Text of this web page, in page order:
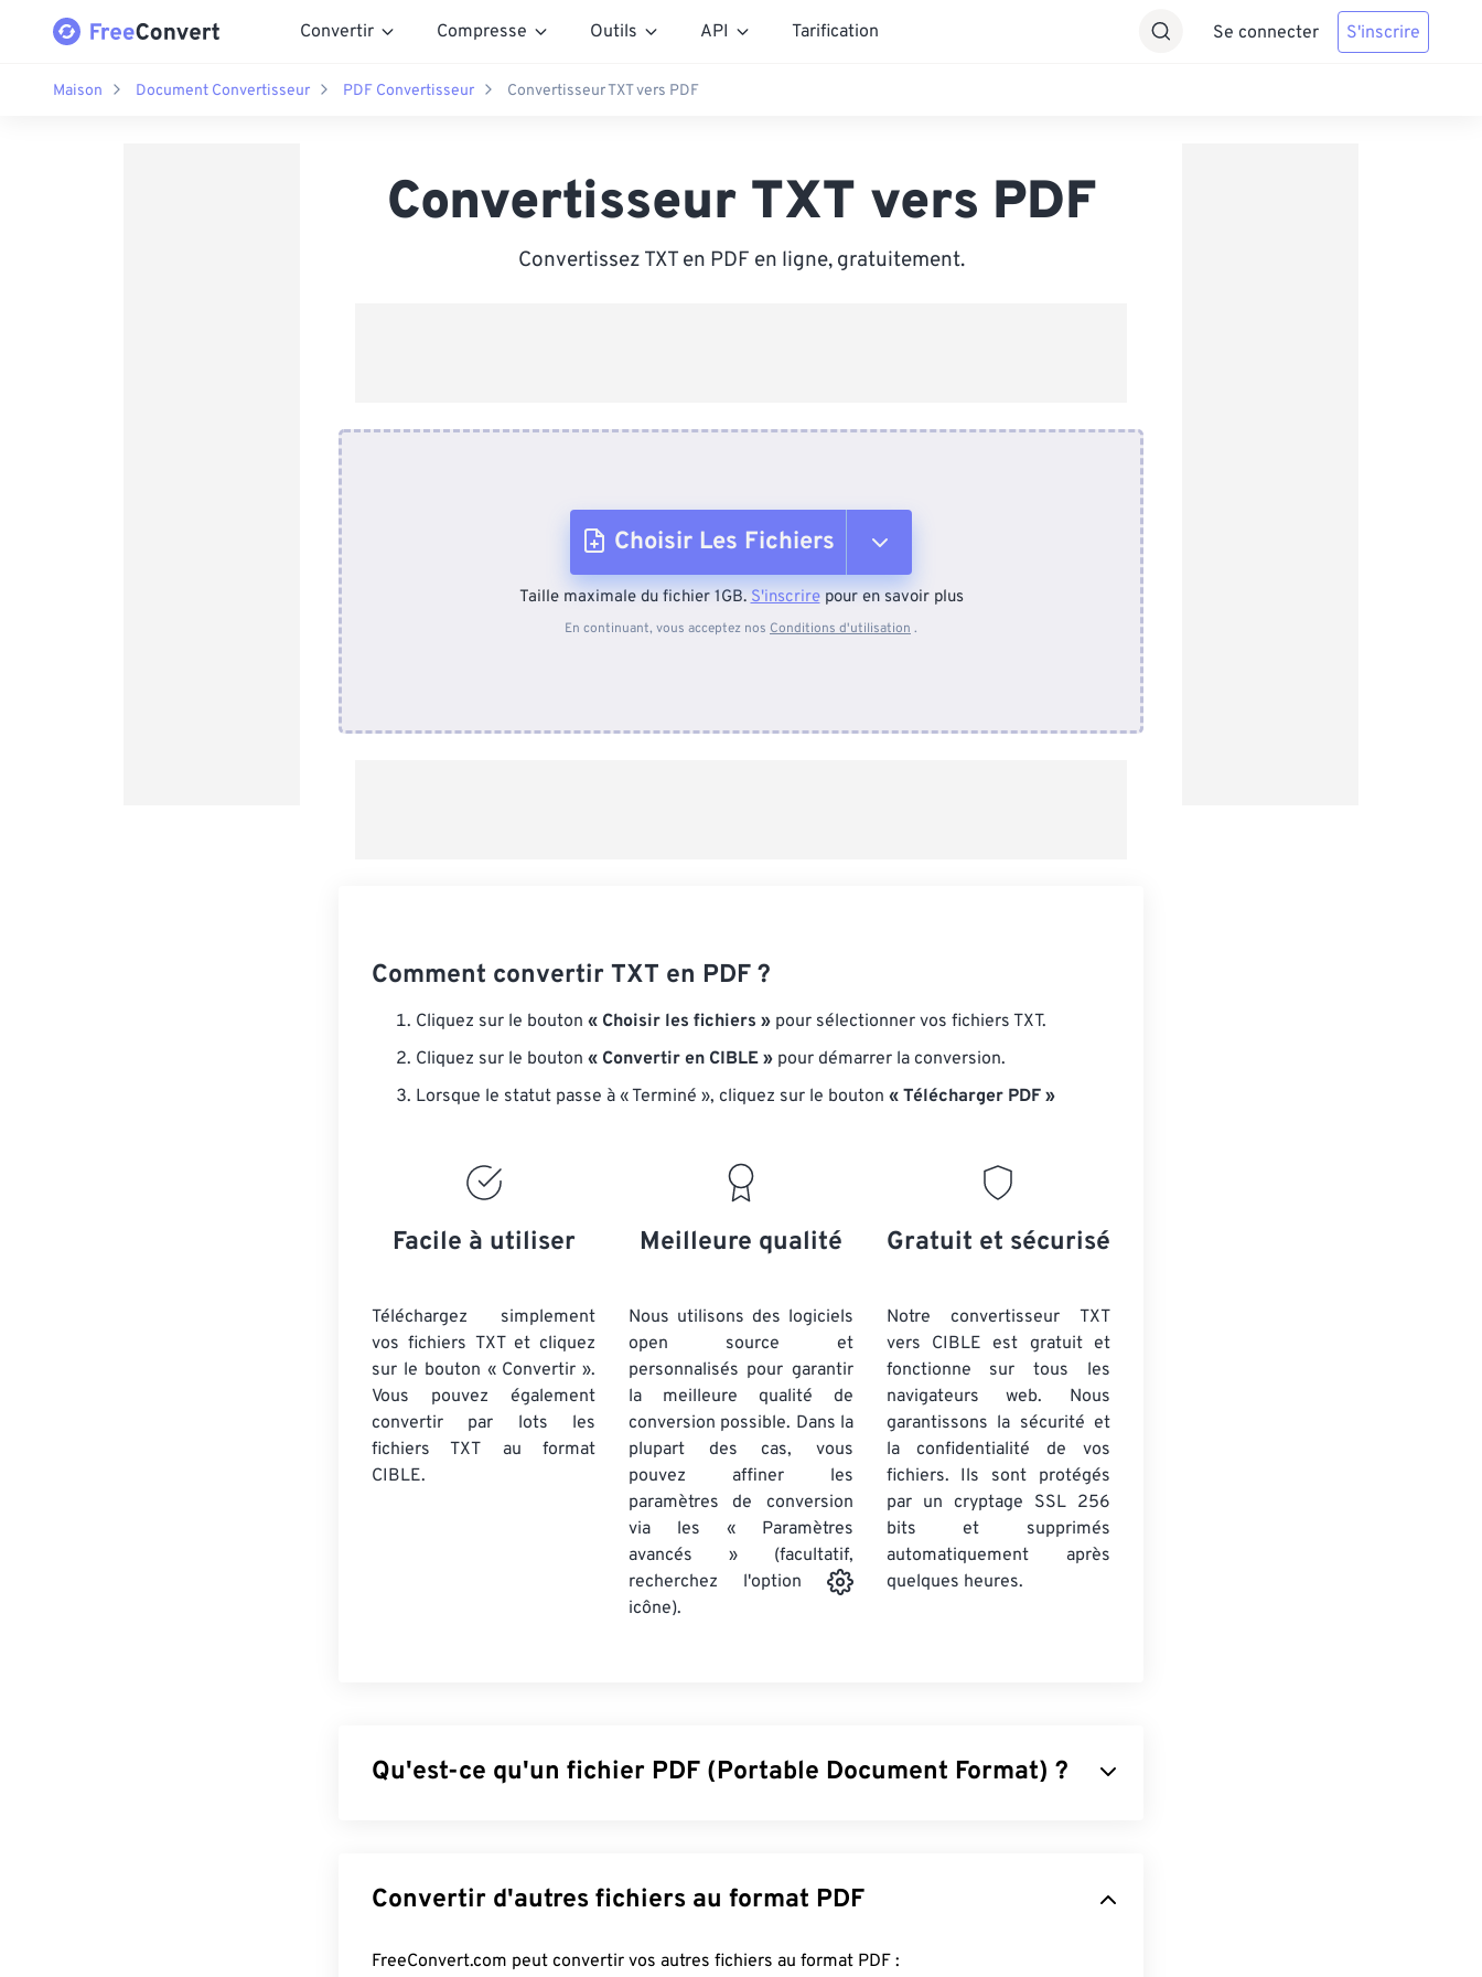
Convertir Compresse Outils API Tarification Se connecter S'inscrire
Maison Document Convertisseur PDF Convertisseur Convertisseur TXT vers PDF
Convertisseur TXT vers PDF
Convertissez TXT en PDF en ligne, gratuitement.
Choisir Les Fichiers
Depuis l'appareil
Taille maximale du fichier 1GB.S'inscrirepour en savoir plus
En continuant, vous acceptez nos Conditions d'utilisation .
Comment convertir TXT en PDF ?
Cliquez sur le bouton « Choisir les fichiers » pour sélectionner vos fichiers TXT.
Cliquez sur le bouton « Convertir en CIBLE » pour démarrer la conversion.
Lorsque le statut passe à « Terminé », cliquez sur le bouton « Télécharger PDF »
Facile à utiliser
Téléchargez simplement
vos fichiers TXT et cliquez
sur le bouton « Convertir ».
Vous pouvez également
convertir par lots les
fichiers TXT au format
CIBLE.
Meilleure qualité
Nous utilisons des logiciels
open source et
personnalisés pour garantir
la meilleure qualité de
conversion possible. Dans la
plupart des cas, vous
pouvez affiner les
paramètres de conversion
via les « Paramètres
avancés » (facultatif,
recherchez l'option
icône).
Gratuit et sécurisé
Notre convertisseur TXT
vers CIBLE est gratuit et
fonctionne sur tous les
navigateurs web. Nous
garantissons la sécurité et
la confidentialité de vos
fichiers. Ils sont protégés
par un cryptage SSL 256
bits et supprimés
automatiquement après
quelques heures.
Qu'est-ce qu'un fichier PDF (Portable Document Format) ?
formats de fichiers les plus utilisés aujourd'hui. Son succès réside dans sa capacité à
préserver la mise en forme originale des documents. Les fichiers PDF affichent toujours la
Convertir d'autres fichiers au format PDF
FreeConvert.com peut convertir vos autres fichiers au format PDF :